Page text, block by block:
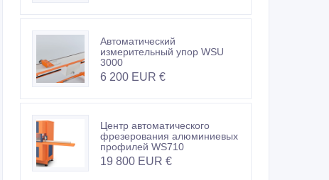
Автоматический
измерительный упор WSU
3000
6 200 EUR €
Центр автоматического
фрезерования алюминиевых
профилей WS710
19 800 EUR €